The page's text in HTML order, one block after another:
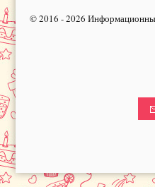
© 2016 - 2026